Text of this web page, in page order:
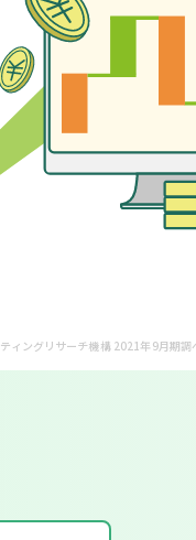
ィングリサーチ機構 2021年9月期調